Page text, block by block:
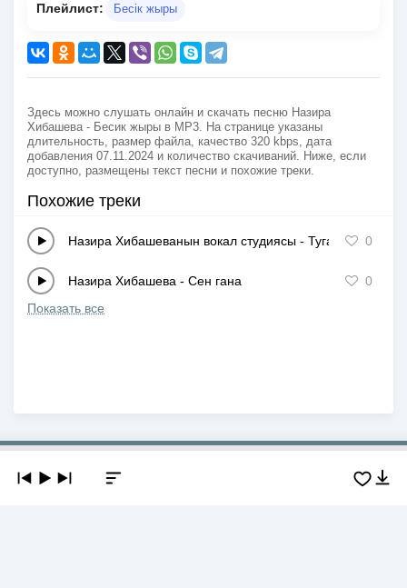
Плейлист: Бесік жыры
Здесь можно слушать онлайн и скачать песню Назира
Хибашева - Бесик жыры в MP3. На странице указаны
длительность, размер файла, качество 320 kbps, дата
добавления 07.11.2024 и количество скачиваний. Ниже, если
доступно, размещены текст песни и похожие треки.
Похожие треки
Назира Хибашеванын вокал студиясы - Туган жерим-
0
Назира Хибашева - Сен гана
0
Показать все
Copyright © 2019-2026 NEWMP3.KZ. Все права защищены.